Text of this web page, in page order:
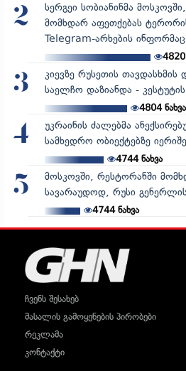
2
სერგეი სობიანინმა
მომხდარ აფეთქებას
Telegram-არხების
4820
3
კიევზე რუსეთის
საელჩო დაზიანდა -
4804ნახვა
4
უკრაინის ძალებმა
სამხედრო ობიექტებზე
4744ნახვა
5
მოსკოვში, რესტორანში
სავარაუდოდ, რუსი
4744ნახვა
ჩვენს შესახებ
მასალის გამოყენების პირობები
რეკლამა
კონტაქტი